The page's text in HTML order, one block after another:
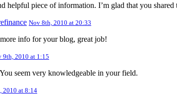
helpful piece of information. I’m glad that you
Nov 8th, 2010 at 20:33
info for your blog, great job!
9th, 2010 at 1:15
seem very knowledgeable in your field.
2010 at 8:14